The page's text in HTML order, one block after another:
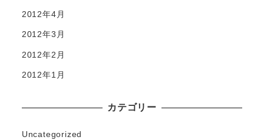
2012年4月
2012年3月
2012年2月
2012年1月
カテゴリー
Uncategorized